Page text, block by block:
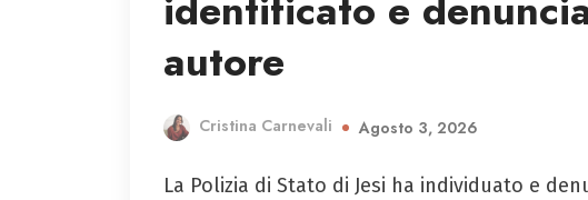
autore
Cristina Carnevali Agosto 3, 2026
La Polizia di Stato di Jesi ha individuato e